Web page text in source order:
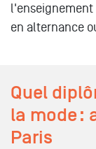
l'enseignement
en alternance
Quel
la mode :
Paris